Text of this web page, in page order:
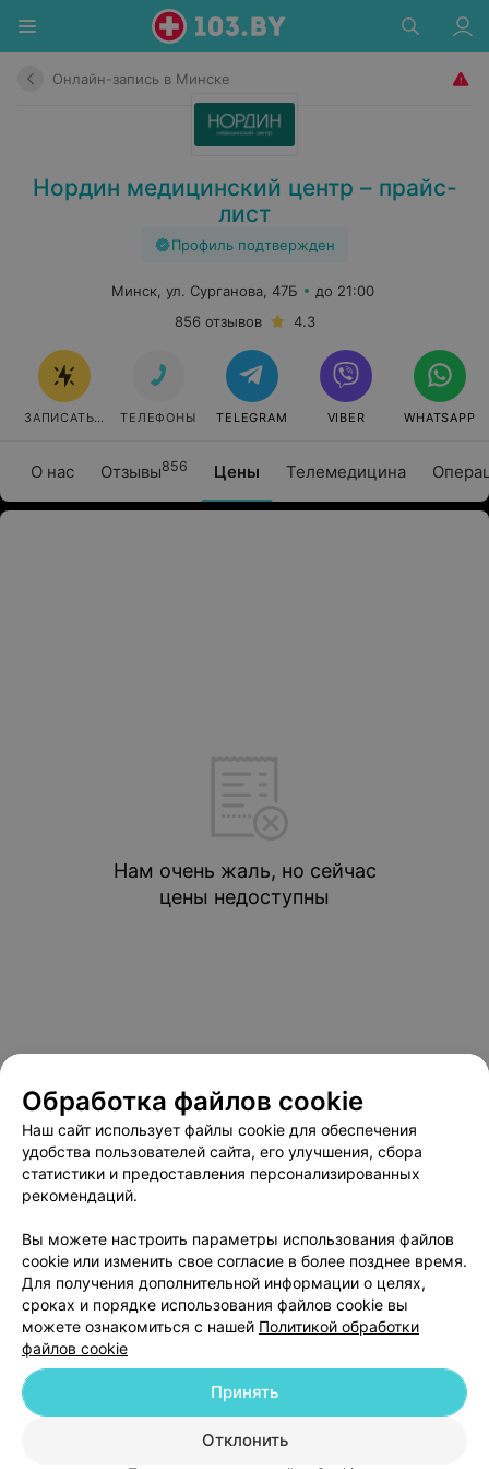
Онлайн-запись в Минске
Нордин медицинский центр – прайс-
лист
Профиль подтвержден
О нас Отзывы856 Цены Телемедицина
Минск, ул. Сурганова, 47Б
до 21:00
856 отзывов
4.3
ЗАПИСАТЬСЯ ОНЛАЙН
ТЕЛЕФОНЫ TELEGRAM VIBER WHATSAPP
Нам очень жаль, но сейчас
цены недоступны
Медицинский маркетинг
Публичный договор
Пользовательское соглашение
Способы оплаты
Вакансии
Партнеры
Написать в поддержку
Персональные настройки cookie
Обработка персональных данных
Обработка файлов cookie
Наш сайт использует файлы cookie для обеспечения
удобства пользователей сайта, его улучшения, сбора
статистики и предоставления персонализированных
рекомендаций.
Вы можете настроить параметры использования файлов
cookie или изменить свое согласие в более позднее время.
Для получения дополнительной информации о целях,
сроках и порядке использования файлов cookie вы
можете ознакомиться с нашей Политикой обработки
файлов cookie
Отклонить
Принять